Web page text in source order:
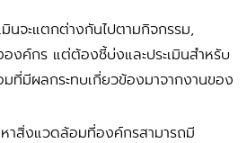
มินจะแตกต่างกันไปตามกิจกรรม,
งค์กร แต่ต้องชี้บ่งและประเมินสำหรับ
มีผลกระทบเกี่ยวข้องมาจากงานของ
สิ่งแวดล้อมที่องค์กรสามารถมี